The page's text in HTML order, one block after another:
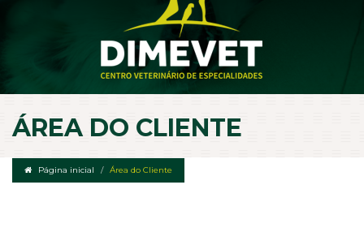
ÁREA DO CLIENTE
Página inicial Área do Cliente